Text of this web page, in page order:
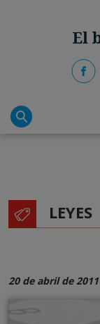
LEYES
20 de abril de 2011